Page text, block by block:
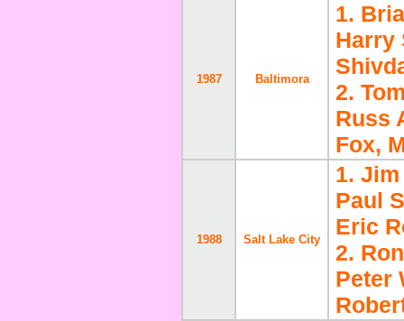
1987 Baltimora
1.
Harry
2.
Russ
Fox,
1988 Salt Lake City
1.
Paul
Eric
2.
Peter